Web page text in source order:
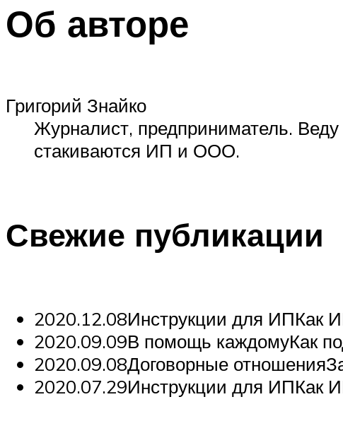
Об авторе
Григорий Знайко
Журналист, предприниматель.
стакиваются ИП и ООО.
Свежие публикации
2020.12.08Инструкции для ИПКак
2020.09.09В помощь каждомуКак
2020.09.08Договорные
2020.07.29Инструкции для ИПКак